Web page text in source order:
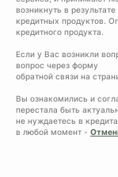
возникнуть в
кредитных продуктов.
кредитного продукта.
Если у Вас возникли
вопрос через форму
обратной связи на
Вы ознакомились и
перестала быть
не нуждаетесь в
в любой момент -